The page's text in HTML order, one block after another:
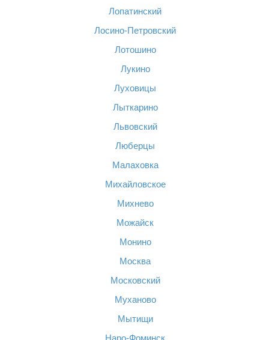
Лопатинский
Лосино-Петровский
Лотошино
Лукино
Луховицы
Лыткарино
Львовский
Люберцы
Малаховка
Михайловское
Михнево
Можайск
Монино
Москва
Московский
Муханово
Мытищи
Наро-Фоминск